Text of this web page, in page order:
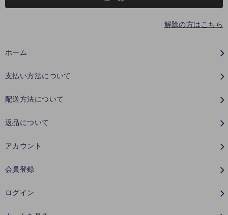
解除の方はこちら
ホーム
支払い方法について
配送方法について
返品について
アカウント
会員登録
ログイン